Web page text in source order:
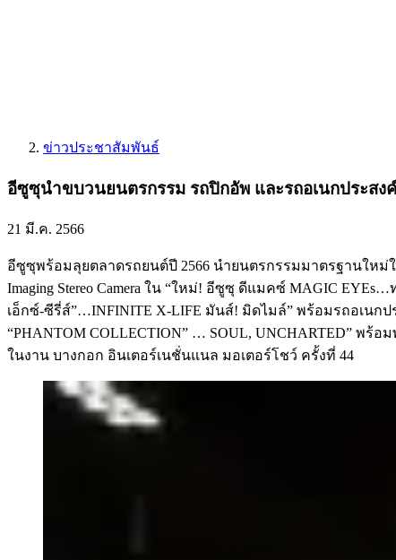
ข่าวประชาสัมพันธ์
อีซูซุนำขบวนยนตรกรรม รถปิกอัพ และรถอเนกประสง
21 มี.ค. 2566
อีซูซุพร้อมลุยตลาดรถยนต์ปี 2566 นำยนตรกรรมมาตรฐานใหม่ใ
Imaging Stereo Camera ใน “ใหม่! อีซูซุ ดีแมคซ์ MAGIC
เอ็กซ์-ซีรี่ส์”…INFINITE X-LIFE มันส์! มิดไมล์” พร้อมรถอเนก
“PHANTOM COLLECTION” … SOUL, UNCHARTED” พร้
ในงาน บางกอก อินเตอร์เนชั่นแนล มอเตอร์โชว์ ครั้งที่ 44